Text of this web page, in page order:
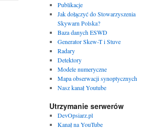
Publikacje
Jak dołączyć do Stowarzyszenia
Skywarn Polska?
Baza danych ESWD
Generator Skew-T i Stuve
Radary
Detektory
Modele numeryczne
Mapa obserwacji synoptycznych
Nasz kanał Youtube
Utrzymanie serwerów
DevOpsiarz.pl
Kanał na YouTube